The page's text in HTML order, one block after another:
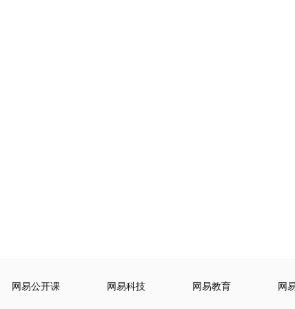
网易公开课 网易科技 网易教育 网